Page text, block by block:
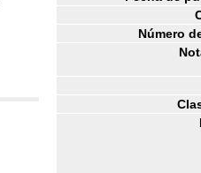
Número